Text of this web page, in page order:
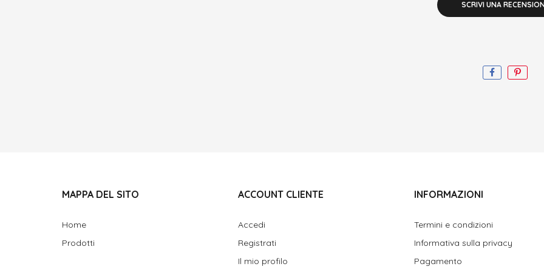
SCRIVI UNA
MAPPA DEL SITO
Home
Prodotti
ACCOUNT CLIENTE
Accedi
Registrati
Il mio profilo
INFORMAZIONI
Termini e condizioni
Informativa sulla privacy
Pagamento